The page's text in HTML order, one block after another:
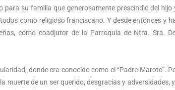
para su familia que generosamente prescindió del
como religioso franciscano. Y desde entonces y
como coadjutor de la Parroquia de Ntra. Sra.
donde era conocido como el “Padre Maroto”.
muerte de un ser querido, desgracias y adversidades,